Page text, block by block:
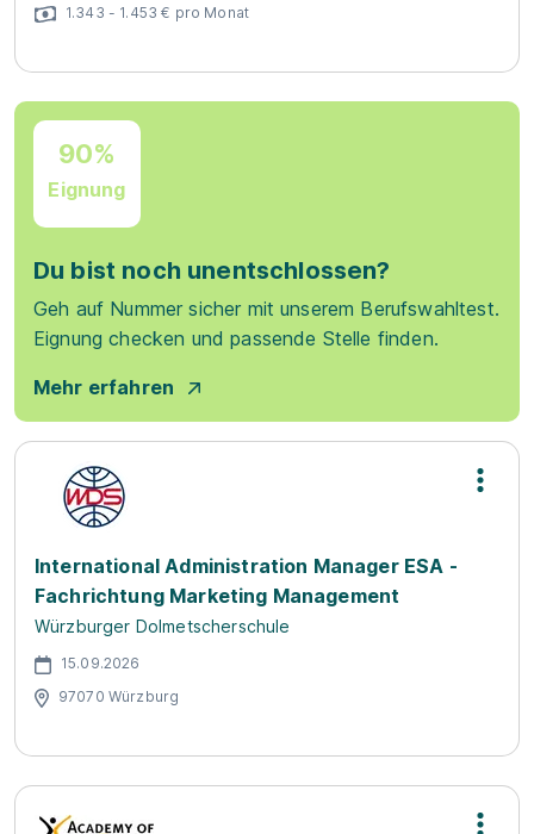
1.343 - 1.453 € pro Monat
90%
Eignung
Du bist noch unentschlossen?
Geh auf Nummer sicher mit unserem Berufswahltest.
Eignung checken und passende Stelle finden.
Mehr erfahren
International Administration Manager ESA -
Fachrichtung Marketing Management
Würzburger Dolmetscherschule
15.09.2026
97070 Würzburg